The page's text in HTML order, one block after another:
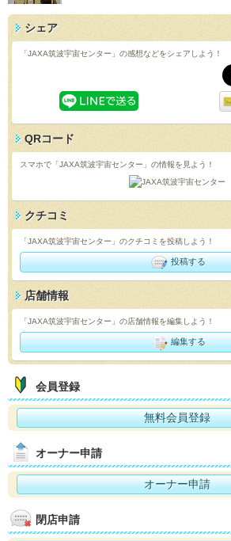
シェア
「JAXA筑波宇宙センター」の感想などをシェアしよう！
QRコード
スマホで「JAXA筑波宇宙センター」の情報を見よう！
クチコミ
「JAXA筑波宇宙センター」のクチコミを投稿しよう！
投稿する
店舗情報
「JAXA筑波宇宙センター」の店舗情報を編集しよう！
編集する
会員登録
無料会員登録
オーナー申請
オーナー申請
閉店申請